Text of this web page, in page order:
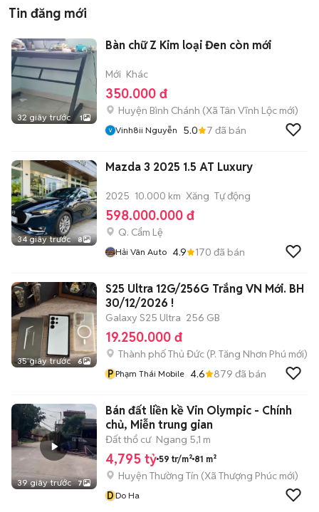
Tin đăng mới
32 giây trước 1
Bàn chữ Z Kim loại Đen còn mới
Mới Khác
350.000 đ
Huyện Bình Chánh (Xã Tân Vĩnh Lộc mới)
Vinh8ii Nguyễn 5.0 7 đã bán
34 giây trước 8
Mazda 3 2025 1.5 AT Luxury
2025 10.000 km Xăng Tự động
598.000.000 đ
Q. Cẩm Lệ
Hải Vân Auto 4.9 170 đã bán
35 giây trước 6
S25 Ultra 12G/256G Trắng VN Mới. BH
30/12/2026 !
Galaxy S25 Ultra 256 GB
19.250.000 đ
Thành phố Thủ Đức (P. Tăng Nhơn Phú mới)
P Phạm Thái Mobile 4.6 879 đã bán
39 giây trước 7
Bán đất liền kề Vin Olympic - Chính
chủ, Miễn trung gian
Đất thổ cư Ngang 5,1 m
4,795 tỷ 59 tr/m² 81 m²
Huyện Thường Tín (Xã Thượng Phúc mới)
DDo Ha